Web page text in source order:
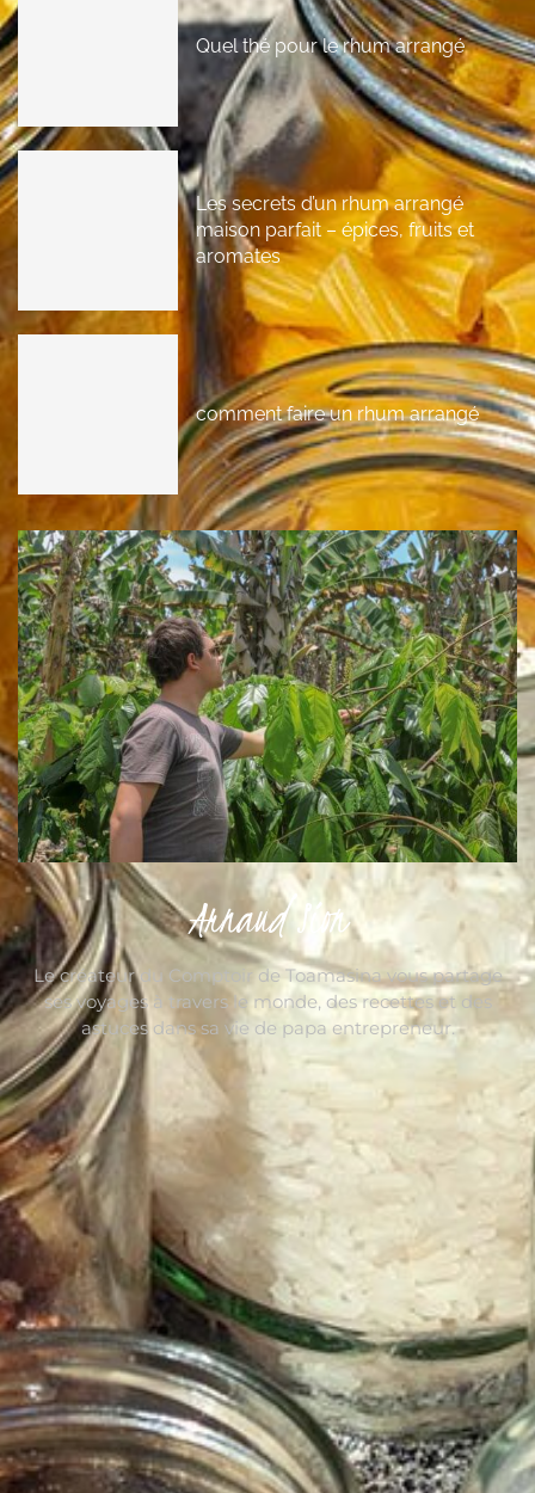
Quel thé pour le rhum arrangé
Les secrets d’un rhum arrangé
maison parfait – épices, fruits et
aromates
comment faire un rhum arrangé
Arnaud Sion
Le créateur du Comptoir de Toamasina vous partage
ses voyages à travers le monde, des recettes et des
astuces dans sa vie de papa entrepreneur.